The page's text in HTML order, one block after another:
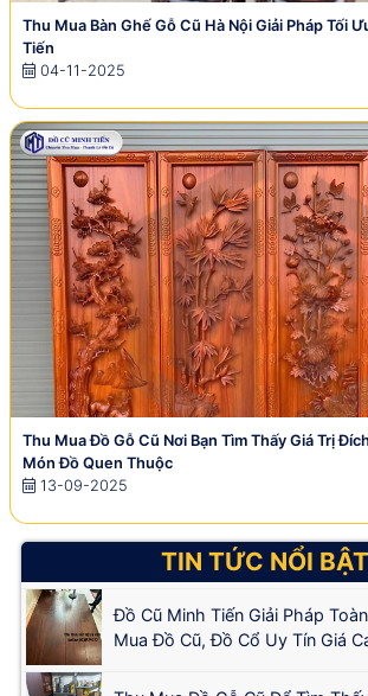
Thu Mua Bàn Ghế Gỗ Cũ Hà Nội Giải Pháp Tối
Tiến
04-11-2025
Thu Mua Đồ Gỗ Cũ Nơi Bạn Tìm Thấy Giá Trị
Món Đồ Quen Thuộc
13-09-2025
TIN TỨC NỔI BẬT
Đồ Cũ Minh Tiến Giải Pháp
Mua Đồ Cũ, Đồ Cổ Uy Tín Giá